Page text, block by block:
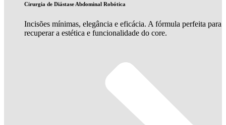
Cirurgia de Diástase Abdominal Robótica
Incisões mínimas, elegância e eficácia. A fórmula perfeita para
recuperar a estética e funcionalidade do core.